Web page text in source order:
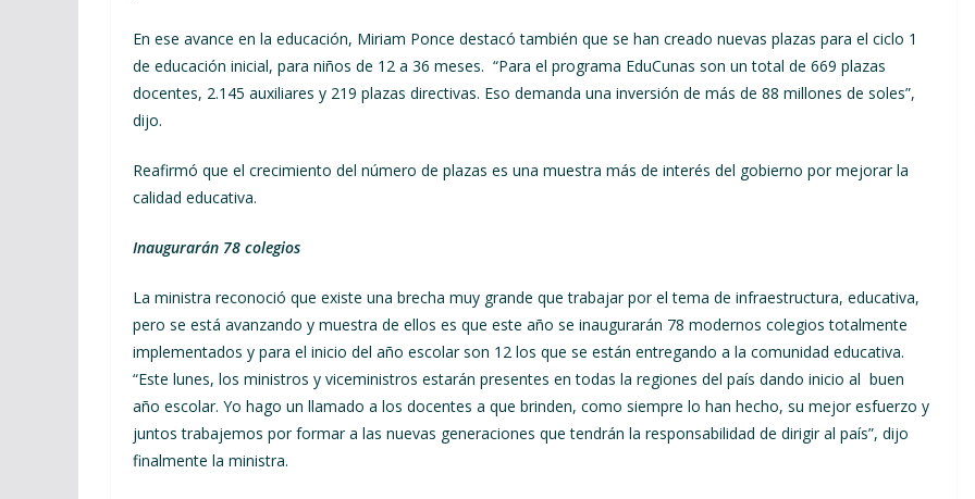
En ese avance en la educación, Miriam Ponce destacó también que se han creado nuevas plazas para el ciclo 1
de educación inicial, para niños de 12 a 36 meses. “Para el programa EduCunas son un total de 669 plazas
docentes, 2.145 auxiliares y 219 plazas directivas. Eso demanda una inversión de más de 88 millones de soles”,
dijo.
Reafirmó que el crecimiento del número de plazas es una muestra más de interés del gobierno por mejorar la
calidad educativa.
Inaugurarán 78 colegios
La ministra reconoció que existe una brecha muy grande que trabajar por el tema de infraestructura, educativa,
pero se está avanzando y muestra de ellos es que este año se inaugurarán 78 modernos colegios totalmente
implementados y para el inicio del año escolar son 12 los que se están entregando a la comunidad educativa.
“Este lunes, los ministros y viceministros estarán presentes en todas la regiones del país dando inicio al buen
año escolar. Yo hago un llamado a los docentes a que brinden, como siempre lo han hecho, su mejor esfuerzo y
juntos trabajemos por formar a las nuevas generaciones que tendrán la responsabilidad de dirigir al país”, dijo
finalmente la ministra.